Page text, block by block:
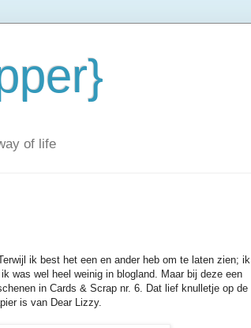
of life
ik best het een en ander heb om te laten zien; ik
was wel heel weinig in blogland. Maar bij deze een
in Cards & Scrap nr. 6. Dat lief knulletje op de
is van Dear Lizzy.